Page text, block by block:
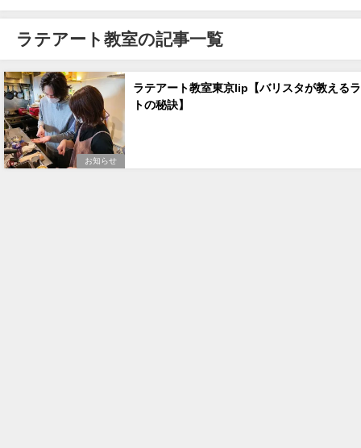
ラテアート教室の記事一覧
お知らせ
ラテアート教室東京lip【バリスタが教える
トの秘訣】